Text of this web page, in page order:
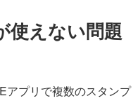
使えない問題
アプリで複数のスタンプ